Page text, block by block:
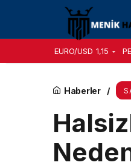
EURO/USD 1,15
Haberler
Her 3 çocuktan